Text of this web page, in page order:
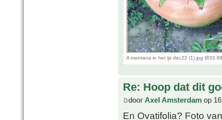
A montana in het ijs dec22 (1).jpg
Re: Hoop dat dit
door Axel Amsterdam op
En Ovatifolia? Foto